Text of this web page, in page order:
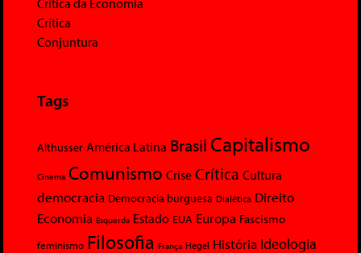
Crítica da Economia
Crítica
Conjuntura
Tags
Althusser América Latina Brasil Capitalismo
Cinema Comunismo Crise Crítica Cultura
democracia Democracia burguesa Dialética Direito
Economia Esquerda Estado EUA Europa Fascismo
feminismo Filosofia França Hegel História Ideologia